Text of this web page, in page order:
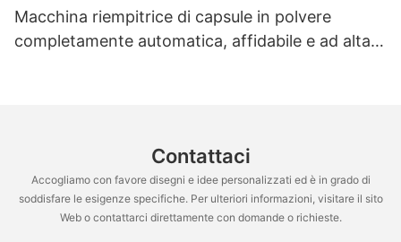
Macchina riempitrice di capsule in polvere
completamente automatica, affidabile e ad alta
Contattaci
Accogliamo con favore disegni e idee personalizzati ed è in grado di
soddisfare le esigenze specifiche. Per ulteriori informazioni, visitare il sito
Web o contattarci direttamente con domande o richieste.